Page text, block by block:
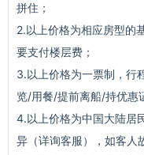
拼住；
2.以上价格为相应房型的
要支付楼层费；
3.以上价格为一票制，行
览/用餐/提前离船/持优惠
4.以上价格为中国大陆居
异（详询客服），如客人